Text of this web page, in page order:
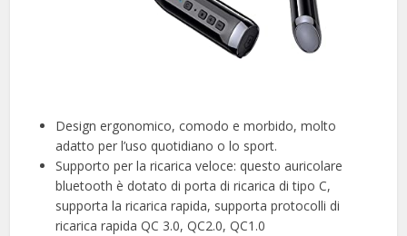
Design ergonomico, comodo e morbido, molto
adatto per l’uso quotidiano o lo sport.
Supporto per la ricarica veloce: questo auricolare
bluetooth è dotato di porta di ricarica di tipo C,
supporta la ricarica rapida, supporta protocolli di
ricarica rapida QC 3.0, QC2.0, QC1.0